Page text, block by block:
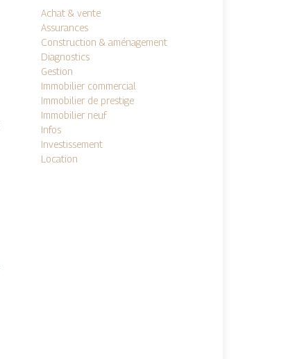
Achat & vente
Assurances
Construction & aménagement
Diagnostics
Gestion
Immobilier commercial
Immobilier de prestige
Immobilier neuf
Infos
Investissement
Location